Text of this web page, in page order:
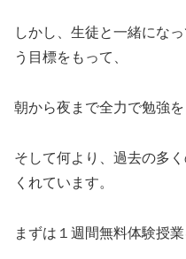
しかし、生徒と一緒にな
う目標をもって、
朝から夜まで全力で勉強を
そして何より、過去の多
くれています。
まずは１週間無料体験授